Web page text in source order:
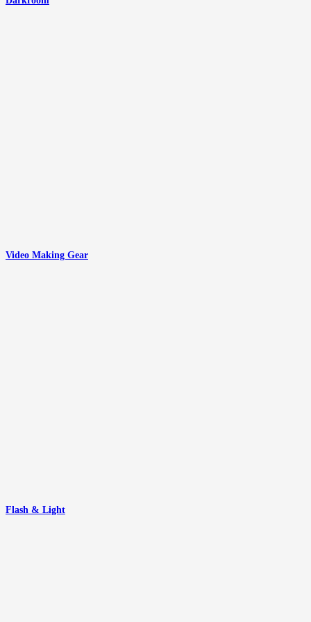
Video Making Gear
Flash & Light